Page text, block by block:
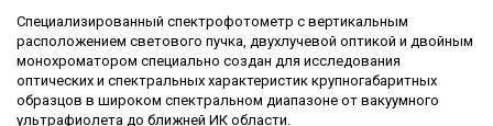
Специализированный спектрофотометр с вертикальным
расположением светового пучка, двухлучевой оптикой и двойным
монохроматором специально создан для исследования
оптических и спектральных характеристик крупногабаритных
образцов в широком спектральном диапазоне от вакуумного
ультрафиолета до ближней ИК области.